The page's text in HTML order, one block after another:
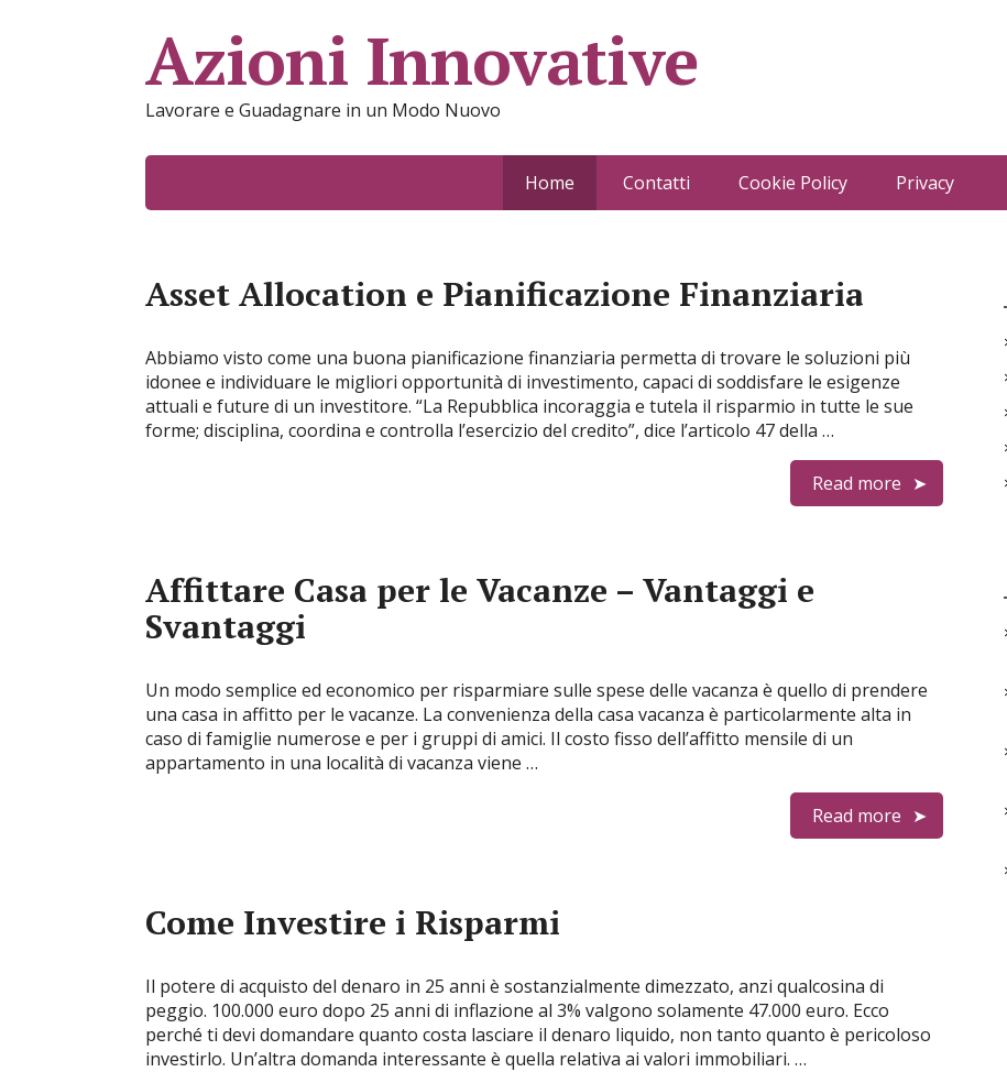
Azioni Innovative
Lavorare e Guadagnare in un Modo Nuovo
Home Contatti Cookie Policy Privacy
Asset Allocation e Pianificazione Finanziaria
Abbiamo visto come una buona pianificazione finanziaria permetta di trovare le soluzioni più
idonee e individuare le migliori opportunità di investimento, capaci di soddisfare le esigenze
attuali e future di un investitore. “La Repubblica incoraggia e tutela il risparmio in tutte le sue
forme; disciplina, coordina e controlla l’esercizio del credito”, dice l’articolo 47 della …
Read more
Affittare Casa per le Vacanze – Vantaggi e
Svantaggi
Un modo semplice ed economico per risparmiare sulle spese delle vacanza è quello di prendere
una casa in affitto per le vacanze. La convenienza della casa vacanza è particolarmente alta in
caso di famiglie numerose e per i gruppi di amici. Il costo fisso dell’affitto mensile di un
appartamento in una località di vacanza viene …
Read more
Come Investire i Risparmi
Il potere di acquisto del denaro in 25 anni è sostanzialmente dimezzato, anzi qualcosina di
peggio. 100.000 euro dopo 25 anni di inflazione al 3% valgono solamente 47.000 euro. Ecco
perché ti devi domandare quanto costa lasciare il denaro liquido, non tanto quanto è pericoloso
investirlo. Un’altra domanda interessante è quella relativa ai valori immobiliari. …